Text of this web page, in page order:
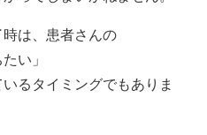
は、患者さんの
い」
るタイミングでもありま